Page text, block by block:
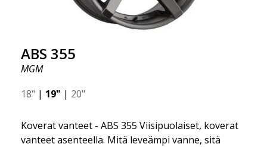
ABS 355
MGM
18" | 19" | 20"
Koverat vanteet - ABS 355 Viisipuolaiset, koverat
vanteet asenteella. Mitä leveämpi vanne, sitä